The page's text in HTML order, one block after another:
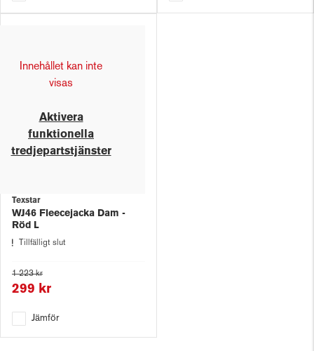
Innehållet kan inte
visas
Aktivera
funktionella
tredjepartstjänster
Texstar
WJ46 Fleecejacka Dam -
Röd L
Tillfälligt slut
1 223 kr
299 kr
Jämför